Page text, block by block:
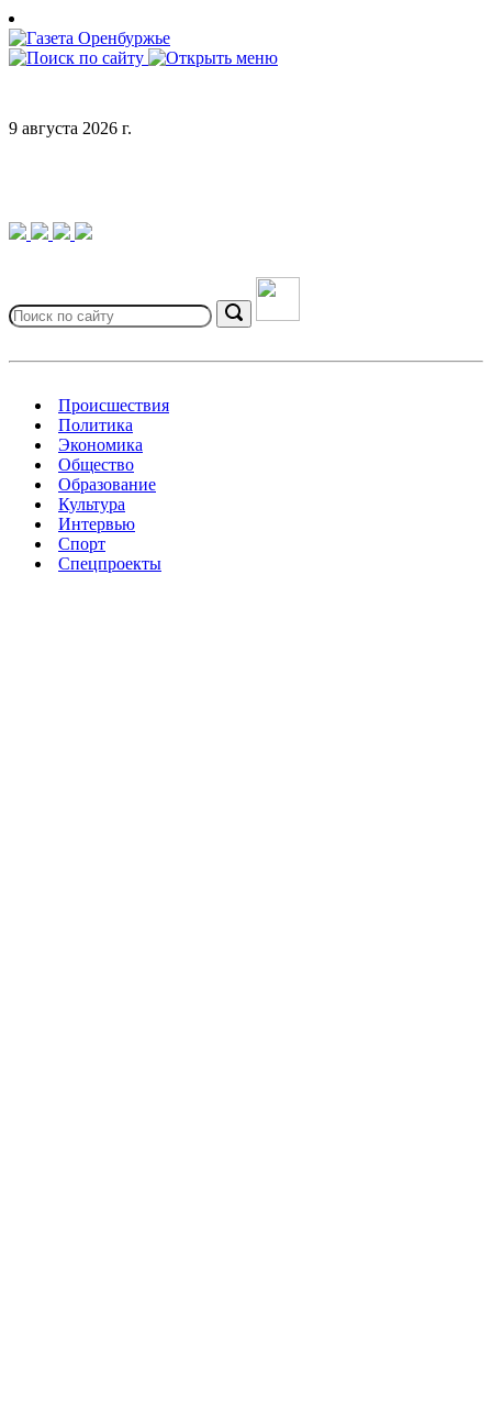
Skip
to
content
9 августа 2026 г.
for:
Search
Происшествия
Политика
Экономика
Общество
Образование
Культура
Интервью
Спорт
Спецпроекты